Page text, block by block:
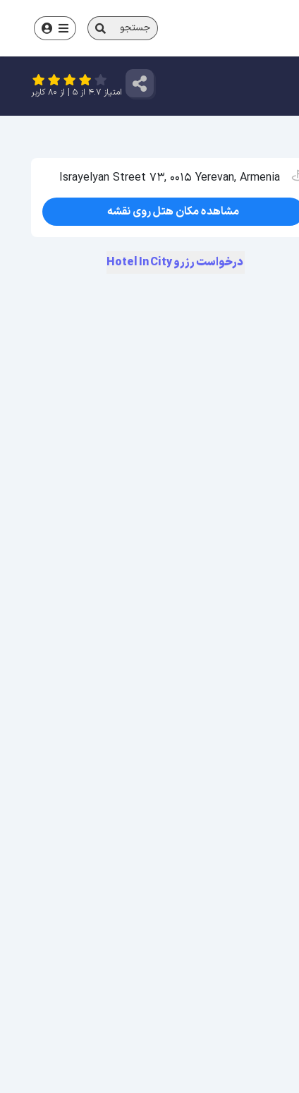
جستجو
امتیاز 4.7 از 5 | از 80 کاربر
Israyelyan Street 73, 0015 Yerevan, Armenia
مشاهده مکان هتل روی نقشه
درخواست رزرو Hotel In City